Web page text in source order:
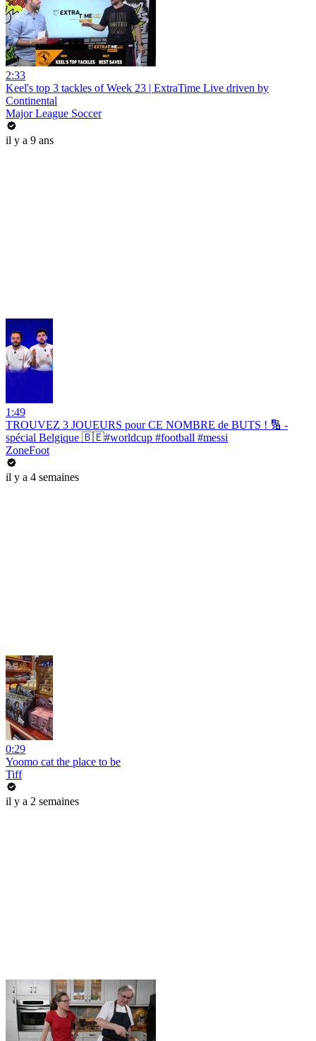
2:33
Keel's top 3 tackles of Week 23 | ExtraTime Live driven by
Continental
Major League Soccer
il y a 9 ans
1:49
TROUVEZ 3 JOUEURS pour CE NOMBRE de BUTS ! 🔢 -
spécial Belgique 🇧🇪#worldcup #football #messi
ZoneFoot
il y a 4 semaines
0:29
Yoomo cat the place to be
Tiff
il y a 2 semaines